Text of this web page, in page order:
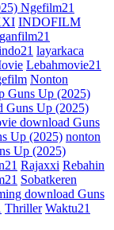
Ngefilm21
INDOFILM
layarkaca
Lebahmovie21
Nonton
Guns Up (2025)
Guns Up (2025)
download Guns
Up (2025) nonton
Up (2025)
Rajaxxi Rebahin
Sobatkeren
download Guns
Thriller Waktu21